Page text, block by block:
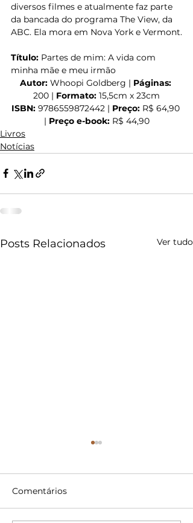
diversos filmes e atualmente faz parte
da bancada do programa The View, da
ABC. Ela mora em Nova York e Vermont.
Título: Partes de mim: A vida com
minha mãe e meu irmão
Autor: Whoopi Goldberg | Páginas:
200 | Formato: 15,5cm x 23cm
ISBN: 9786559872442 | Preço: R$ 64,90
| Preço e-book: R$ 44,90
Livros
Notícias
Posts Relacionados Ver tudo
Comentários